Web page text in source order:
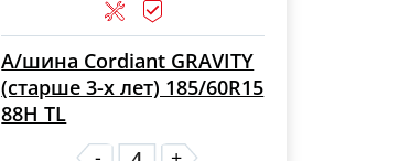
А/шина Cordiant GRAVITY
(старше 3-х лет) 185/60R15
88H TL
-